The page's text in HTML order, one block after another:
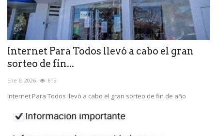
Internet Para Todos llevó a cabo el gran
sorteo de fin...
Ene 6, 2026 615
Internet Para Todos llevó a cabo el gran sorteo de fin de año